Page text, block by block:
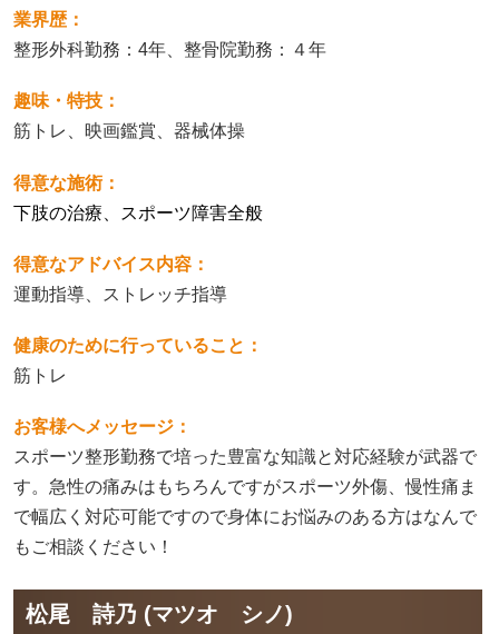
業界歴：
整形外科勤務：4年、整骨院勤務：４年
趣味・特技：
筋トレ、映画鑑賞、器械体操
得意な施術：
下肢の治療、スポーツ障害全般
得意なアドバイス内容：
運動指導、ストレッチ指導
健康のために行っていること：
筋トレ
お客様へメッセージ：
スポーツ整形勤務で培った豊富な知識と対応経験が武器で
す。急性の痛みはもちろんですがスポーツ外傷、慢性痛ま
で幅広く対応可能ですので身体にお悩みのある方はなんで
もご相談ください！
松尾 詩乃 (マツオ シノ)